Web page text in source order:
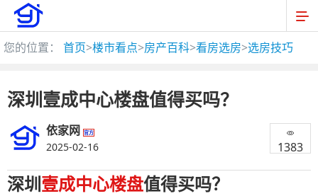
您的位置： 首页>楼市看点>房产百科>看房选房>选房技巧
深圳壹成中心楼盘值得买吗？
依家网 官方
2025-02-16 1383
深圳壹成中心楼盘值得买吗？